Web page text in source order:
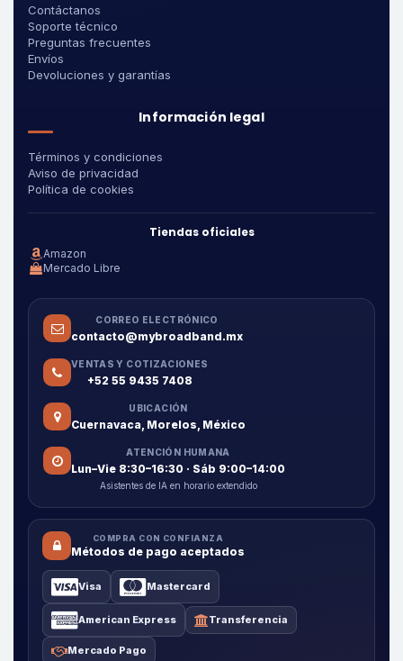
Contáctanos
Soporte técnico
Preguntas frecuentes
Envíos
Devoluciones y garantías
Información legal
Términos y condiciones
Aviso de privacidad
Política de cookies
Tiendas oficiales
Amazon
Mercado Libre
CORREO ELECTRÓNICO
contacto@mybroadband.mx
VENTAS Y COTIZACIONES
+52 55 9435 7408
UBICACIÓN
Cuernavaca, Morelos, México
ATENCIÓN HUMANA
Lun–Vie 8:30–16:30 · Sáb 9:00–14:00
Asistentes de IA en horario extendido
COMPRA CON CONFIANZA
Métodos de pago aceptados
Visa Mastercard
American Express Transferencia
Mercado Pago